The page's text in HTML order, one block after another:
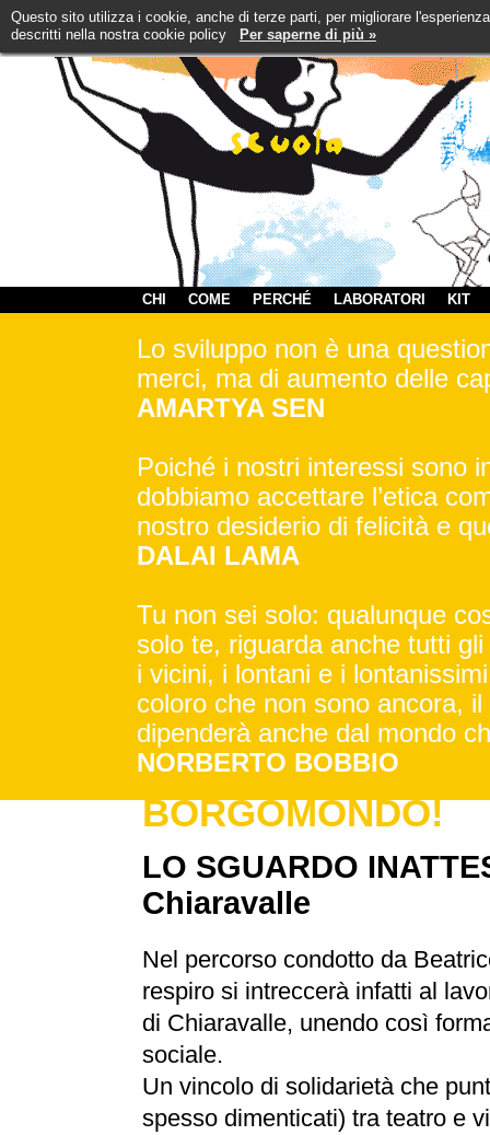
Questo sito utilizza i cookie, anche di terze parti, per migliorare
descritti nella nostra cookie policy
Per saperne di più »
CHI COME PERCHÉ LABORATORI KIT
Lo sviluppo non è una
merci, ma di aumento delle
AMARTYA SEN
Poiché i nostri interessi sono
dobbiamo accettare l’etica
nostro desiderio di felicità e
DALAI LAMA
Tu non sei solo: qualunque
solo te, riguarda anche tutti
i vicini, i lontani e i
coloro che non sono ancora,
dipenderà anche dal mondo
NORBERTO BOBBIO
BORGOMONDO!
LO SGUARDO
Chiaravalle
Nel percorso condotto da
respiro si intreccerà infatti al
di Chiaravalle, unendo così
sociale.
Un vincolo di solidarietà che
spesso dimenticati) tra teatro e